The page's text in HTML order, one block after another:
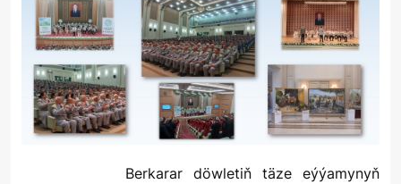
Berkarar döwletiň täze eýýamynyň